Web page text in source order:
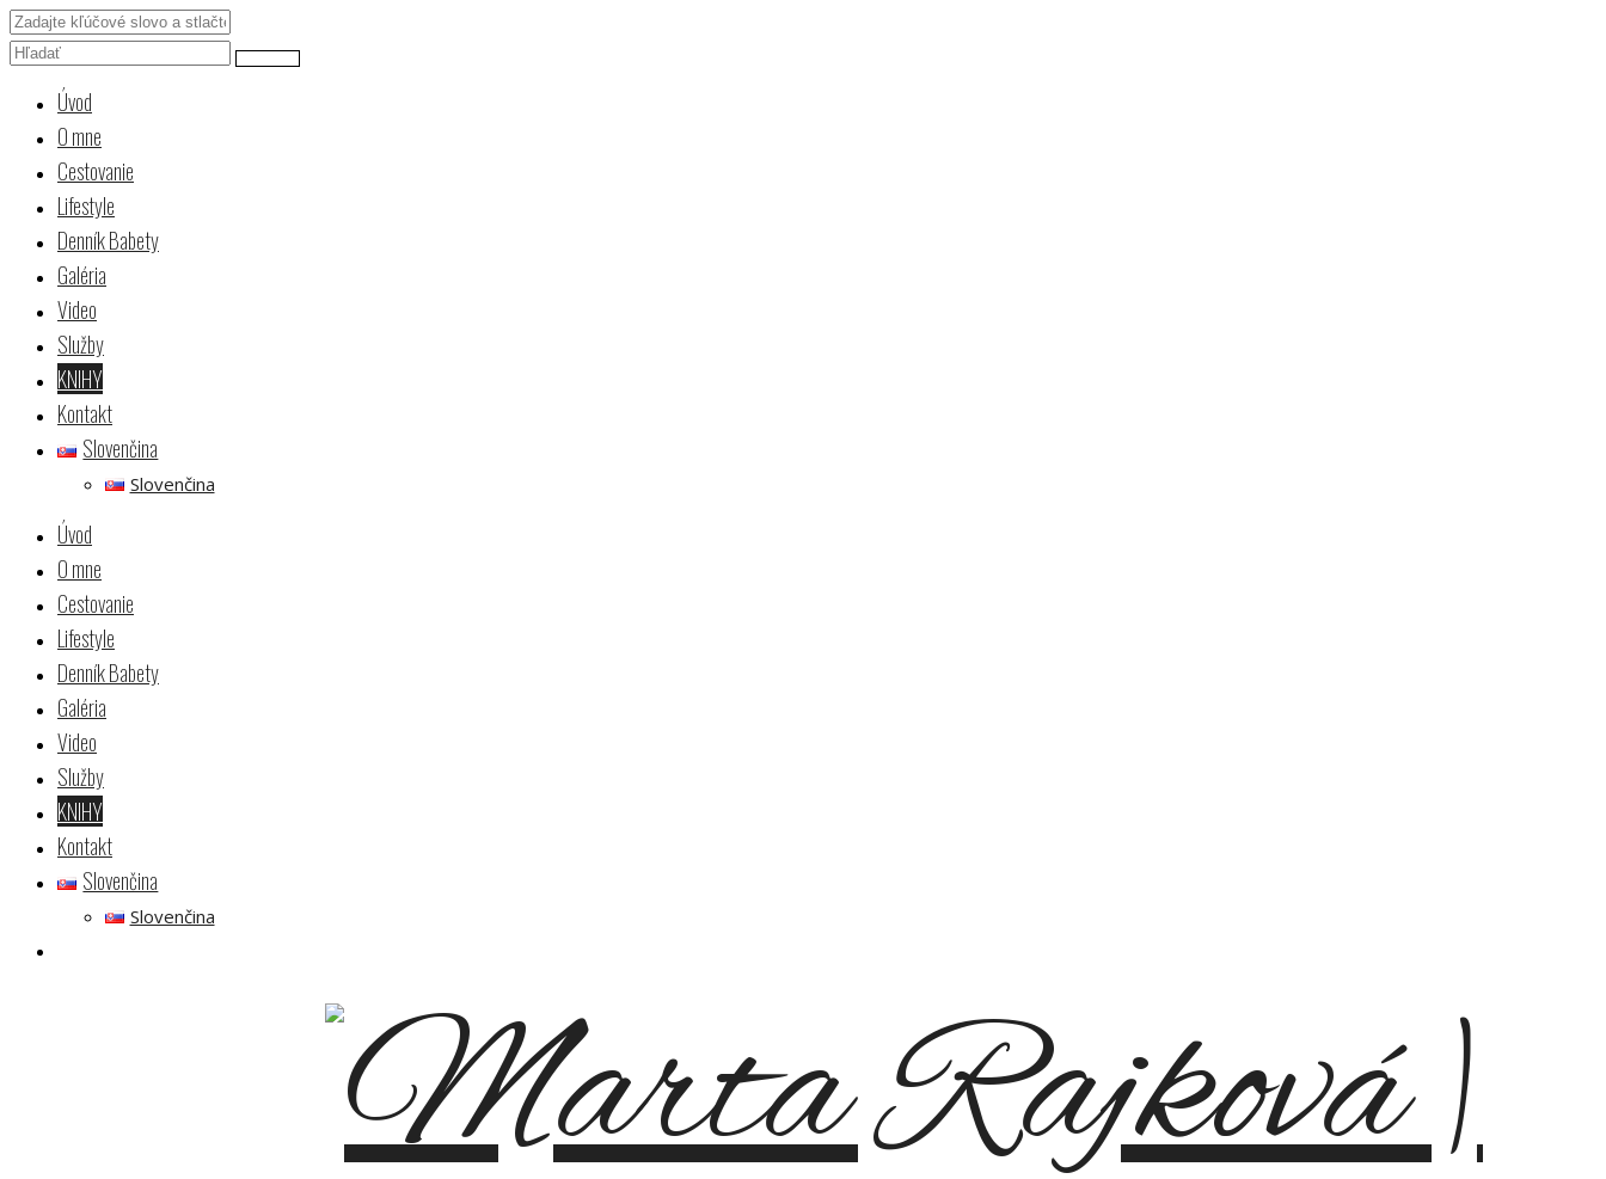
Úvod
O mne
Cestovanie
Lifestyle
Denník Babety
Galéria
Video
Služby
KNIHY
Kontakt
Slovenčina
Slovenčina
Úvod
O mne
Cestovanie
Lifestyle
Denník Babety
Galéria
Video
Služby
KNIHY
Kontakt
Slovenčina
Slovenčina